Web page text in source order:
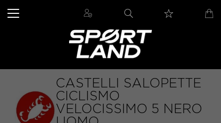
CASTELLI SALOPETTE
CICLISMO
VELOCISSIMO 5 NERO